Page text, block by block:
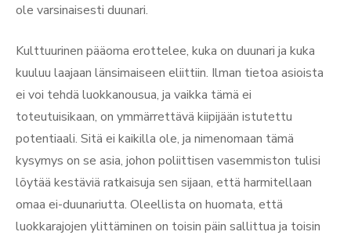
ole varsinaisesti duunari.
Kulttuurinen pääoma erottelee, kuka on duunari ja kuka
kuuluu laajaan länsimaiseen eliittiin. Ilman tietoa asioista
ei voi tehdä luokkanousua, ja vaikka tämä ei
toteutuisikaan, on ymmärrettävä kiipijään istutettu
potentiaali. Sitä ei kaikilla ole, ja nimenomaan tämä
kysymys on se asia, johon poliittisen vasemmiston tulisi
löytää kestäviä ratkaisuja sen sijaan, että harmitellaan
omaa ei-duunariutta. Oleellista on huomata, että
luokkarajojen ylittäminen on toisin päin sallittua ja toisin